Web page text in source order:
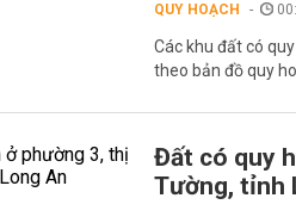
QUY HOẠCH
Các khu đất có
theo bản đồ quy
Đất có quy
Tường, tỉnh